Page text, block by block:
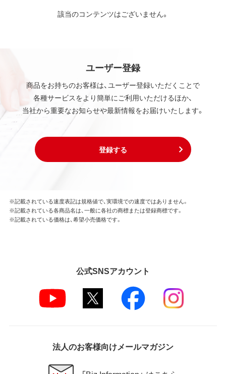
該当のコンテンツはございません。
ユーザー登録
商品をお持ちのお客様は、ユーザー登録いただくことで
各種サービスをより簡単にご利用いただけるほか、
当社から重要なお知らせや最新情報をお届けいたします。
登録する
※記載されている速度表記は規格値で、実環境での速度ではありません。
※記載されている各商品名は、一般に各社の商標または登録商標です。
※記載されている価格は、希望小売価格です。
公式SNSアカウント
法人のお客様向けメールマガジン